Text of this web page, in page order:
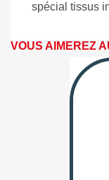
spécial tissus
VOUS AIMEREZ